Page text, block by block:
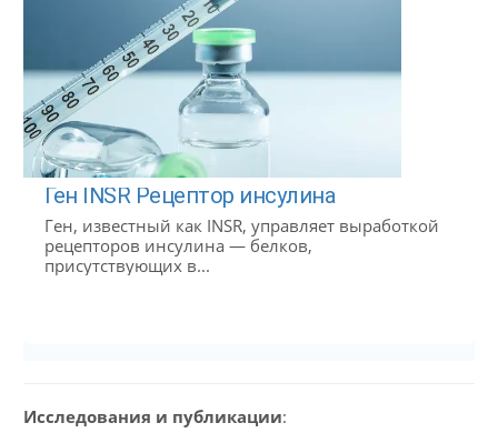
Ген INSR Рецептор инсулина
Ген, известный как INSR, управляет выработкой
рецепторов инсулина — белков,
присутствующих в...
Исследования и публикации: